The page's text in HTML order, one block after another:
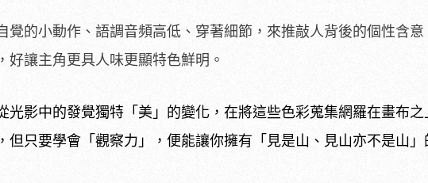
覺的小動作、語調音頻高低、穿著細節，來推敲人背後的個性含意
好讓主角更具人味更顯特色鮮明。
光影中的發覺獨特「美」的變化，在將這些色彩蒐集網羅在畫布之
但只要學會「觀察力」，便能讓你擁有「見是山、見山亦不是山」